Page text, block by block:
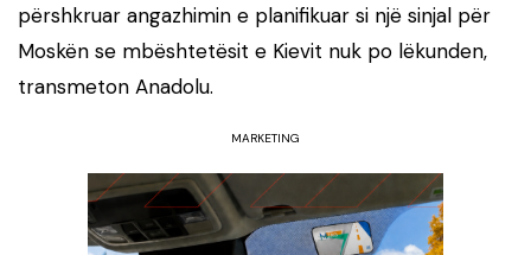
përshkruar angazhimin e planifikuar si një sinjal për
Moskën se mbështetësit e Kievit nuk po lëkunden,
transmeton Anadolu.
MARKETING